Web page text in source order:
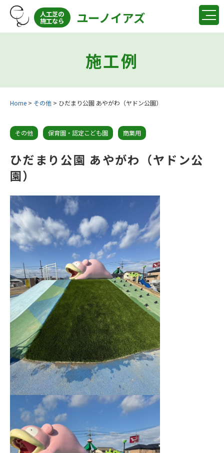
人工芝の
施工なら ユーノイアズ
施工例
Home > その他 > ひだまり公園 あやがわ（ヤドン公園）
その他 保育園・認定こども園 商業用
ひだまり公園 あやがわ（ヤドン公
園）